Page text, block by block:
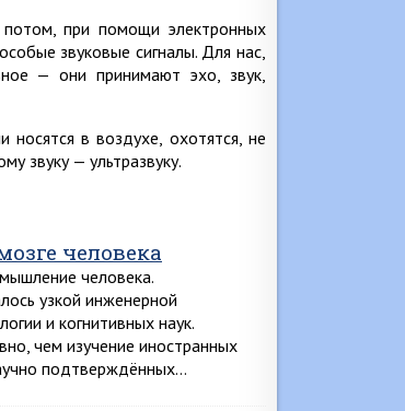
при помощи электронных
звуковые сигналы. Для нас,
— они принимают эхо, звук,
в воздухе, охотятся, не
звуку — ультразвуку.
человека
человека.
узкой инженерной
и когнитивных наук.
чем изучение иностранных
подтверждённых…